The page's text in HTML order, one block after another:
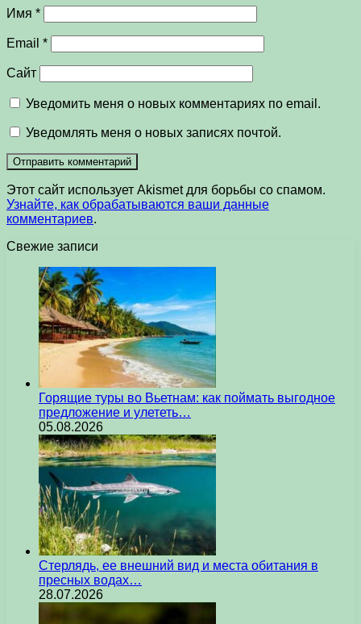
Имя *
Email *
Сайт
Уведомить меня о новых комментариях по email.
Уведомлять меня о новых записях почтой.
Этот сайт использует Akismet для борьбы со спамом.
Узнайте, как обрабатываются ваши данные
комментариев.
Свежие записи
Горящие туры во Вьетнам: как поймать выгодное
предложение и улететь…
05.08.2026
Стерлядь, ее внешний вид и места обитания в
пресных водах…
28.07.2026